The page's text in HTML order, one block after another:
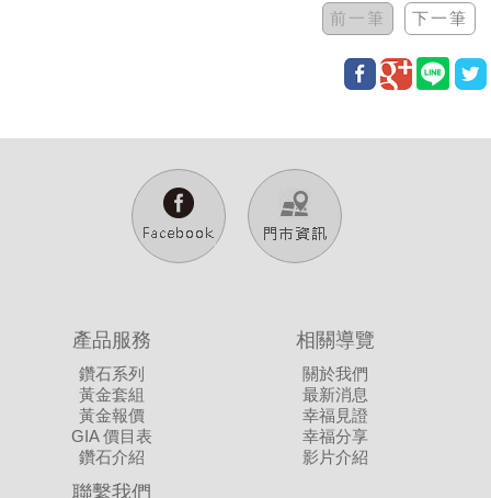
產品服務
鑽石系列
黃金套組
黃金報價
GIA 價目表
鑽石介紹
相關導覽
關於我們
最新消息
幸福見證
幸福分享
影片介紹
聯繫我們